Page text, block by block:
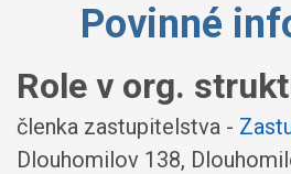
Povinné
Role v org.
členka zastupitelstva -
Dlouhomilov 138,